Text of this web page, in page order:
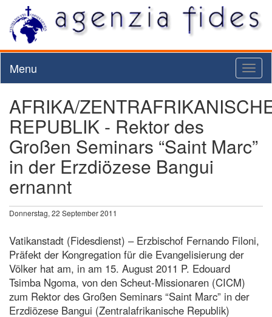
Menu
AFRIKA/
REPUBLIK - Rektor des
Großen Seminars “Saint Marc”
in der Erzdiözese Bangui
ernannt
Donnerstag, 22 September 2011
Vatikanstadt (Fidesdienst) – Erzbischof Fernando Filoni,
Präfekt der Kongregation für die Evangelisierung der
Völker hat am, in am 15. August 2011 P. Edouard
Tsimba Ngoma, von den Scheut-Missionaren (CICM)
zum Rektor des Großen Seminars “Saint Marc” in der
Erzdiözese Bangui (Zentralafrikanische Republik)